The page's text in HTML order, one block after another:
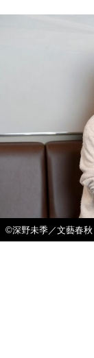
©深野未季／文藝春秋